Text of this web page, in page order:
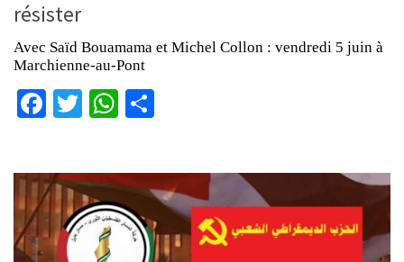
résister
Avec Saïd Bouamama et Michel Collon : vendredi 5 juin à
Marchienne-au-Pont
Facebook
TwitterWhatsApp